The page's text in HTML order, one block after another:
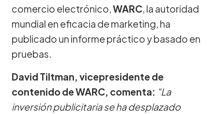
comercio electrónico, WARC, la autoridad
mundial en eficacia de marketing, ha
publicado un informe práctico y basado en
pruebas.
David Tiltman, vicepresidente de
contenido de WARC, comenta: "La
inversión publicitaria se ha desplazado